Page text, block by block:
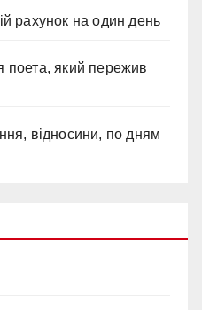
рахунок на один день
поета, який пережив
відносини, по дням